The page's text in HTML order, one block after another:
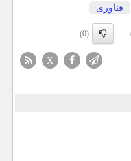
فناوری
(0)
X